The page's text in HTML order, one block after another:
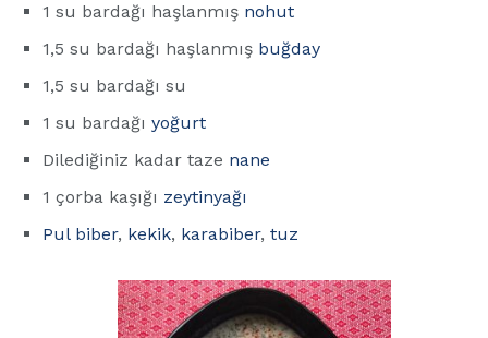
1 su bardağı haşlanmış nohut
1,5 su bardağı haşlanmış buğday
1,5 su bardağı su
1 su bardağı yoğurt
Dilediğiniz kadar taze nane
1 çorba kaşığı zeytinyağı
Pul biber, kekik, karabiber, tuz